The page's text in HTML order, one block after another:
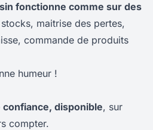
fonctionne comme sur des
maitrise des pertes,
commande de produits
humeur !
disponible, sur
compter.